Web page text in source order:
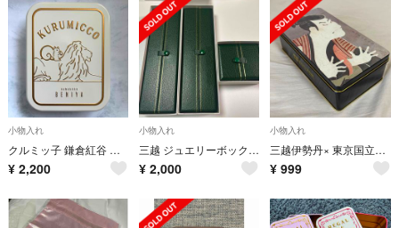
小物入れ
クルミッ子 鎌倉紅谷 三越 創業350周年記念 限定コラボ缶（空缶）
¥ 2,200
小物入れ
三越 ジュエリーボックス 2点セット ジュエリークロス 外箱付き
¥ 2,000
小物入れ
三越伊勢丹× 東京国立博物館 限定ギフト 三代目大谷鬼次の江戸兵衛 空き缶
¥ 999